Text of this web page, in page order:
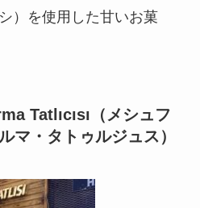
）を使用した甘いお菓
Tatlıcısı（メシュフ
マ・タトゥルジュス）